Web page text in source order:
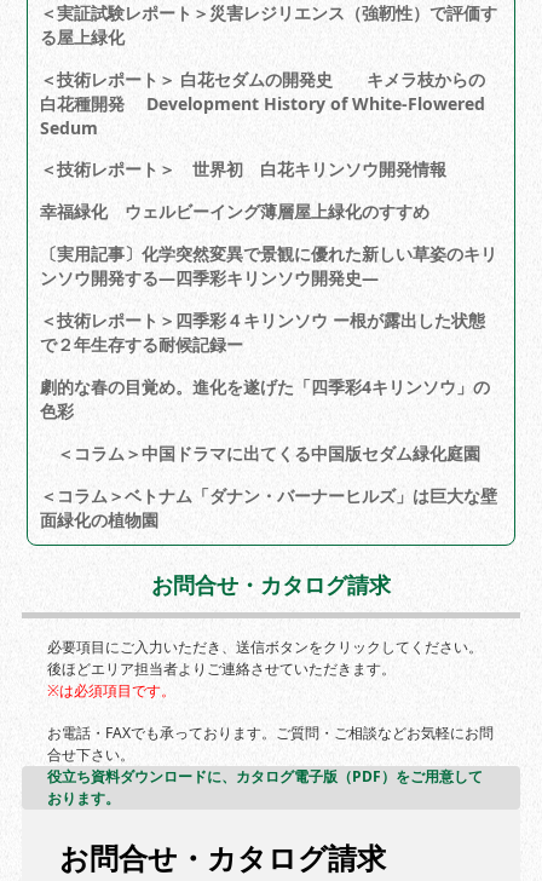
＜実証試験レポート＞災害レジリエンス（強靭性）で評価す
る屋上緑化
＜技術レポート＞ 白花セダムの開発史 キメラ枝からの
白花種開発 Development History of White-Flowered
Sedum
＜技術レポート＞ 世界初 白花キリンソウ開発情報
幸福緑化 ウェルビーイング薄層屋上緑化のすすめ
〔実用記事〕化学突然変異で景観に優れた新しい草姿のキリ
ンソウ開発する―四季彩キリンソウ開発史―
＜技術レポート＞四季彩４キリンソウ ー根が露出した状態
で２年生存する耐候記録ー
劇的な春の目覚め。進化を遂げた「四季彩4キリンソウ」の
色彩
＜コラム＞中国ドラマに出てくる中国版セダム緑化庭園
＜コラム＞ベトナム「ダナン・バーナーヒルズ」は巨大な壁
面緑化の植物園
お問合せ・カタログ請求
必要項目にご入力いただき、送信ボタンをクリックしてください。
後ほどエリア担当者よりご連絡させていただきます。
※は必須項目です。
お電話・FAXでも承っております。ご質問・ご相談などお気軽にお問
合せ下さい。
役立ち資料ダウンロードに、カタログ電子版（PDF）をご用意して
おります。
お問合せ・カタログ請求